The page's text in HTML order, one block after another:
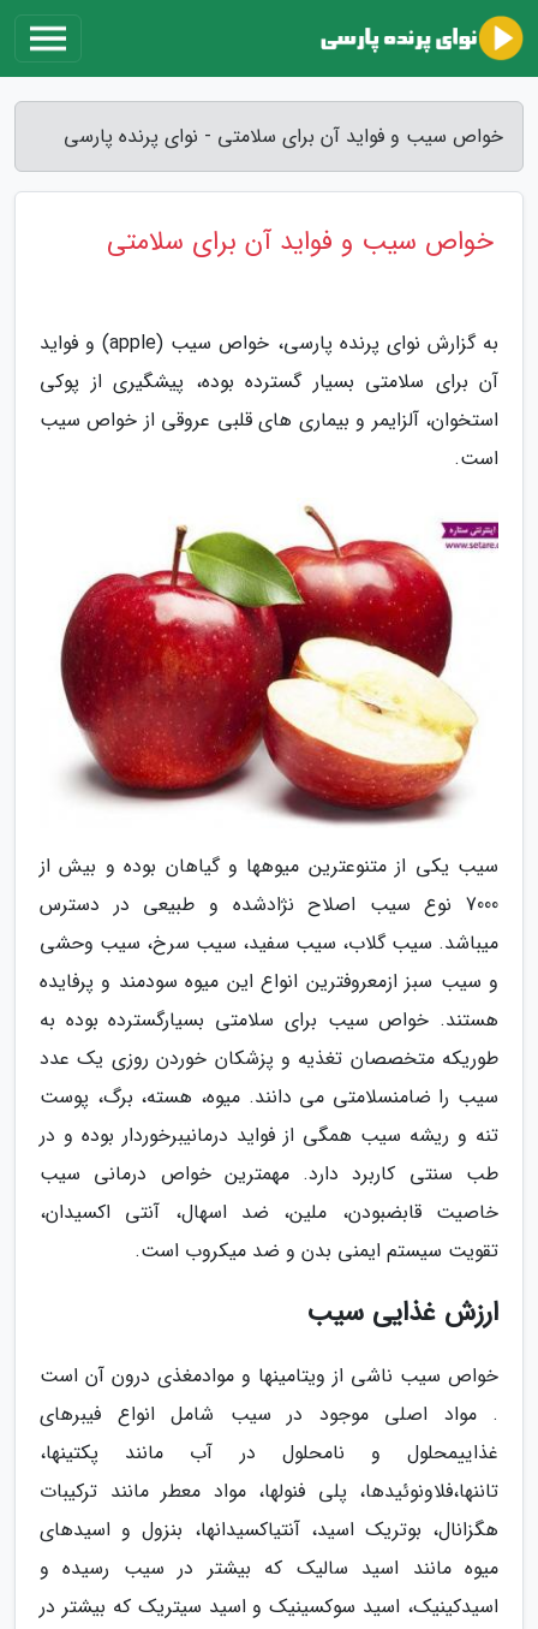
خواص سیب و فواید آن برای سلامتی - نوای پرنده پارسی
خواص سیب و فواید آن برای سلامتی
به گزارش نوای پرنده پارسی، خواص سیب (apple) و فواید
آن برای سلامتی بسیار گسترده بوده، پیشگیری از پوکی
استخوان، آلزایمر و بیماری های قلبی عروقی از خواص سیب
است.
سیب یکی از متنوعترین میوهها و گیاهان بوده و بیش از
7000 نوع سیب اصلاح نژادشده و طبیعی در دسترس
میباشد. سیب گلاب، سیب سفید، سیب سرخ، سیب وحشی
و سیب سبز ازمعروفترین انواع این میوه سودمند و پرفایده
هستند. خواص سیب برای سلامتی بسیارگسترده بوده به
طوریکه متخصصان تغذیه و پزشکان خوردن روزی یک عدد
سیب را ضامنسلامتی می دانند. میوه، هسته، برگ، پوست
تنه و ریشه سیب همگی از فواید درمانیبرخوردار بوده و در
طب سنتی کاربرد دارد. مهمترین خواص درمانی سیب
خاصیت قابضبودن، ملین، ضد اسهال، آنتی اکسیدان،
تقویت سیستم ایمنی بدن و ضد میکروب است.
ارزش غذایی سیب
خواص سیب ناشی از ویتامینها و موادمغذی درون آن است
. مواد اصلی موجود در سیب شامل انواع فیبرهای
غذاییمحلول و نامحلول در آب مانند پکتینها،
تاننها،فلاونوئیدها، پلی فنولها، مواد معطر مانند ترکیبات
هگزانال، بوتریک اسید، آنتیاکسیدانها، بنزول و اسیدهای
میوه مانند اسید سالیک که بیشتر در سیب رسیده و
اسیدکینیک، اسید سوکسینیک و اسید سیتریک که بیشتر در